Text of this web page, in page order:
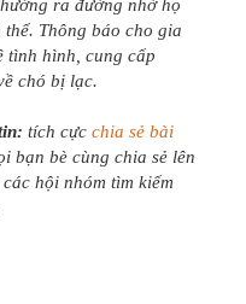
ra đường nhờ họ
Thông báo cho gia
tình hình, cung cấp
chó bị lạc.
tích cực chia sẻ bài
bạn bè cùng chia sẻ lên
hội nhóm tìm kiếm